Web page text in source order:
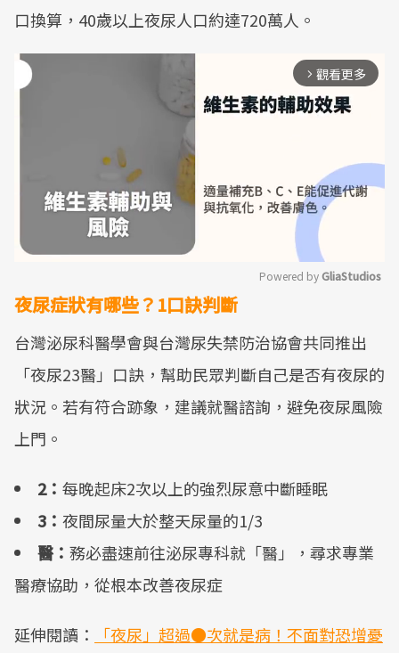
口換算，40歲以上夜尿人口約達720萬人。
arrow_forward_ios 觀看更多
Powered by GliaStudios
夜尿症狀有哪些？1口訣判斷
台灣泌尿科醫學會與台灣尿失禁防治協會共同推出
「夜尿23醫」口訣，幫助民眾判斷自己是否有夜尿的
狀況。若有符合跡象，建議就醫諮詢，避免夜尿風險
上門。
2： 每晚起床2次以上的強烈尿意中斷睡眠
3： 夜間尿量大於整天尿量的1/3
醫： 務必盡速前往泌尿專科就「醫」，尋求專業
醫療協助，從根本改善夜尿症
延伸閱讀：
「夜尿」超過●次就是病！不面對恐增憂